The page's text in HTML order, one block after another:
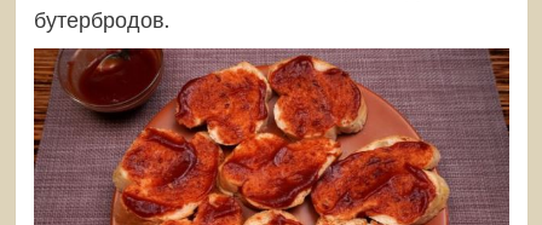
бутербродов.